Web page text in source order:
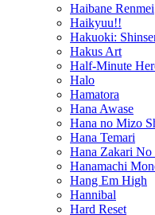
Haibane Renmei
Haikyuu!!
Hakuoki:
Hakus Art
Half-Minute
Halo
Hamatora
Hana Awase
Hana no Mizo
Hana Temari
Hana Zakari
Hanamachi
Hang Em High
Hannibal
Hard Reset